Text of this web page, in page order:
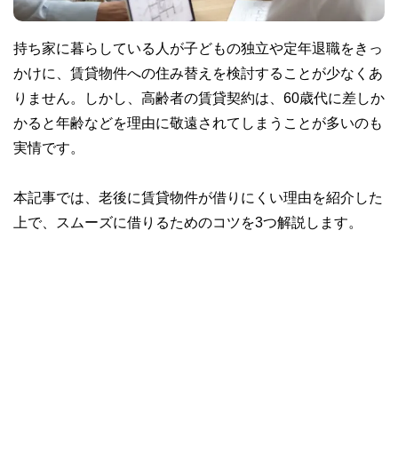
持ち家に暮らしている人が子どもの独立や定年退職をきっ
かけに、賃貸物件への住み替えを検討することが少なくあ
りません。しかし、高齢者の賃貸契約は、60歳代に差しか
かると年齢などを理由に敬遠されてしまうことが多いのも
実情です。
本記事では、老後に賃貸物件が借りにくい理由を紹介した
上で、スムーズに借りるためのコツを3つ解説します。